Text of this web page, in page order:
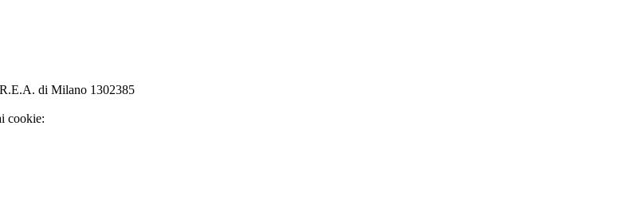
di Milano 1302385
cookie: